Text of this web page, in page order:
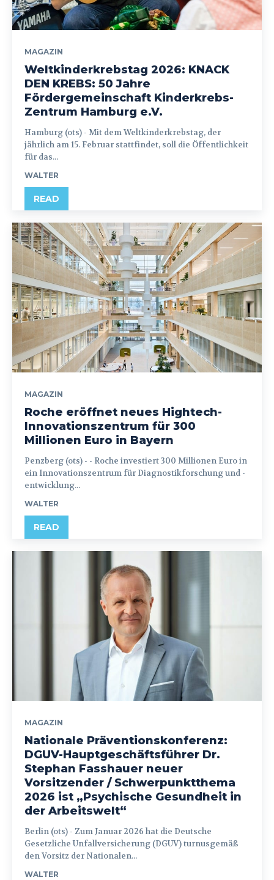
MAGAZIN
Weltkinderkrebstag 2026: KNACK
DEN KREBS: 50 Jahre
Fördergemeinschaft Kinderkrebs-
Zentrum Hamburg e.V.
Hamburg (ots) - Mit dem Weltkinderkrebstag, der
jährlich am 15. Februar stattfindet, soll die Öffentlichkeit
für das...
WALTER
READ
MAGAZIN
Roche eröffnet neues Hightech-
Innovationszentrum für 300
Millionen Euro in Bayern
Penzberg (ots) - - Roche investiert 300 Millionen Euro in
ein Innovationszentrum für Diagnostikforschung und -
entwicklung...
WALTER
READ
MAGAZIN
Nationale Präventionskonferenz:
DGUV-Hauptgeschäftsführer Dr.
Stephan Fasshauer neuer
Vorsitzender / Schwerpunktthema
2026 ist „Psychische Gesundheit in
der Arbeitswelt“
Berlin (ots) - Zum Januar 2026 hat die Deutsche
Gesetzliche Unfallversicherung (DGUV) turnusgemäß
den Vorsitz der Nationalen...
WALTER